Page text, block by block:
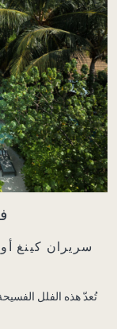
سريران كينغ
تُعدّ هذه الفلل